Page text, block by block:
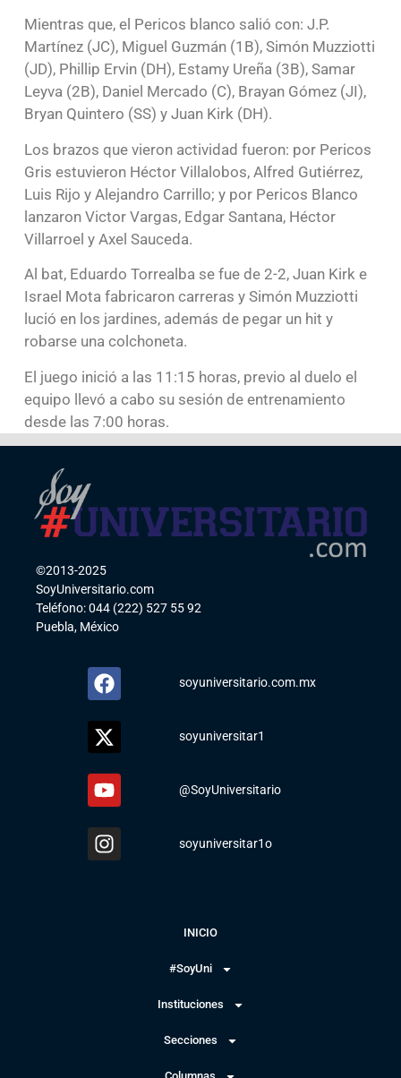
Mientras que, el Pericos blanco salió con: J.P.
Martínez (JC), Miguel Guzmán (1B), Simón Muzziotti
(JD), Phillip Ervin (DH), Estamy Ureña (3B), Samar
Leyva (2B), Daniel Mercado (C), Brayan Gómez (JI),
Bryan Quintero (SS) y Juan Kirk (DH).
Los brazos que vieron actividad fueron: por Pericos
Gris estuvieron Héctor Villalobos, Alfred Gutiérrez,
Luis Rijo y Alejandro Carrillo; y por Pericos Blanco
lanzaron Victor Vargas, Edgar Santana, Héctor
Villarroel y Axel Sauceda.
Al bat, Eduardo Torrealba se fue de 2-2, Juan Kirk e
Israel Mota fabricaron carreras y Simón Muzziotti
lució en los jardines, además de pegar un hit y
robarse una colchoneta.
El juego inició a las 11:15 horas, previo al duelo el
equipo llevó a cabo su sesión de entrenamiento
desde las 7:00 horas.
©2013-2025
SoyUniversitario.com
Teléfono: 044 (222) 527 55 92
Puebla, México
soyuniversitario.com.mx
soyuniversitar1
@SoyUniversitario
soyuniversitar1o
INICIO
#SoyUni
Instituciones
Secciones